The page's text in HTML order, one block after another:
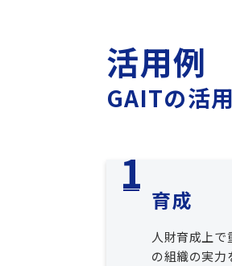
活用例
GAITの活
育成
人財育成上で
の組織の実力